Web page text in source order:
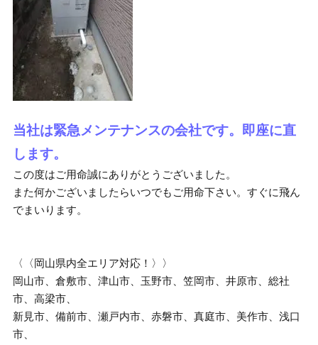
当社は緊急メンテナンスの会社です。即座に直
します。
この度はご用命誠にありがとうございました。
また何かございましたらいつでもご用命下さい。すぐに飛ん
でまいります。
〈〈岡山県内全エリア対応！〉〉
岡山市、倉敷市、津山市、玉野市、笠岡市、井原市、総社
市、高梁市、
新見市、備前市、瀬戸内市、赤磐市、真庭市、美作市、浅口
市、